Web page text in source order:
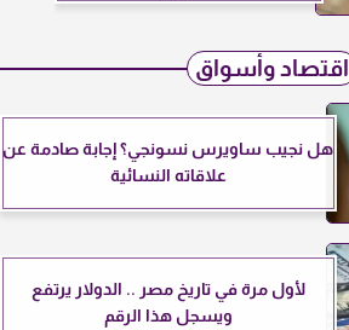
اقتصاد وأسواق
هل نجيب ساويرس نسونجي؟ إجابة صادمة عن
علاقاته النسائية
لأول مرة في تاريخ مصر .. الدولار يرتفع
ويسجل هذا الرقم